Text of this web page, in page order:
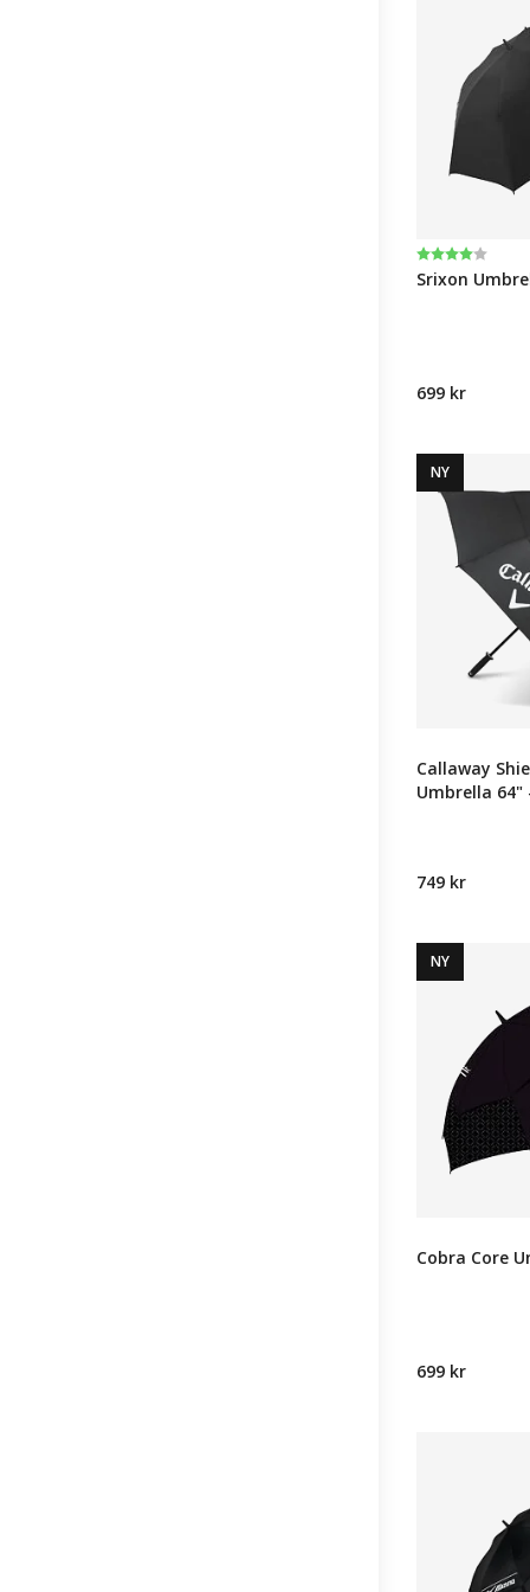
Karakter:
4.0 av 5
Srixon
699 kr
NY
Callaway
Umbrella 64"
749 kr
NY
Cobra Core
699 kr